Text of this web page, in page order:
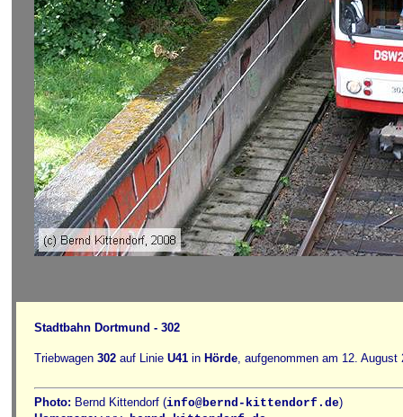
Stadtbahn Dortmund - 302
Triebwagen 302 auf Linie U41 in Hörde, aufgenommen am 12. August
Photo: Bernd Kittendorf (info@bernd-kittendorf.de)